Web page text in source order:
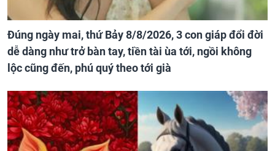
Đúng ngày mai, thứ Bảy 8/8/2026, 3 con giáp đổi đời
dễ dàng như trở bàn tay, tiền tài ùa tới, ngồi không
lộc cũng đến, phú quý theo tới già